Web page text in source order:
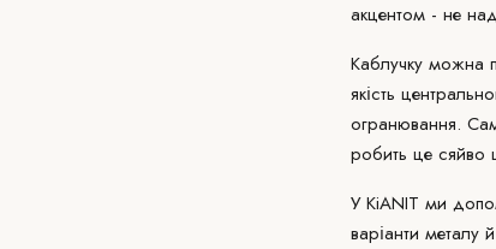
акцентом - не
Каблучку можна
якість
огранювання.
робить це сяйво
У KiANIT ми
варіанти металу